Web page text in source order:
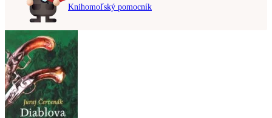
Knihomoľský pomocník